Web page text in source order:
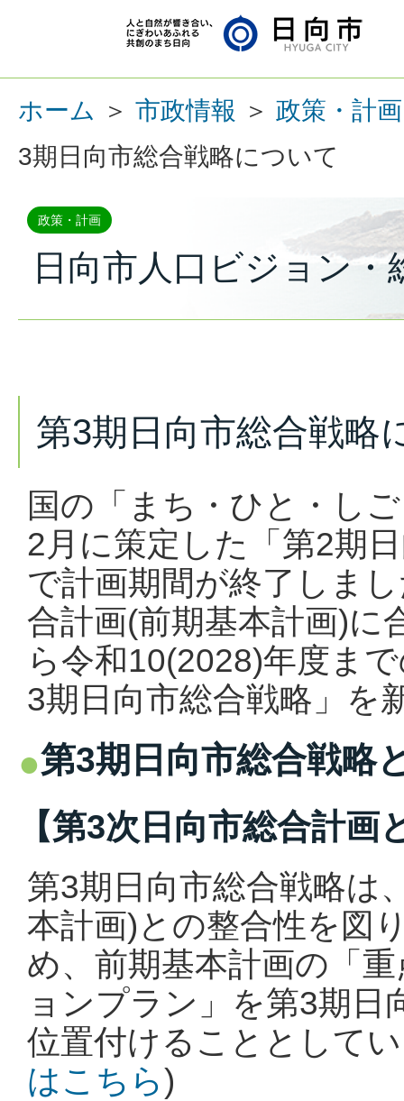
ホーム ＞ 市政情報 ＞ 政策・計画
3期日向市総合戦略について
政策・計画
日向市人口ビジョン・
第3期日向市総合戦略
国の「まち・ひと・し
2月に策定した「第2期
で計画期間が終了しま
合計画(前期基本計画)に
ら令和10(2028)年度ま
3期日向市総合戦略」を
第3期日向市総合戦略
【第3次日向市総合計画
第3期日向市総合戦略は
本計画)との整合性を図
め、前期基本計画の「
ョンプラン」を第3期日
位置付けることとして
はこちら)